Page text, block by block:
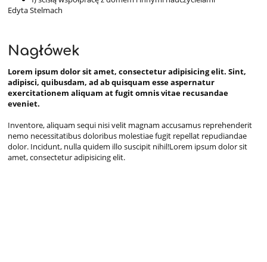
Edyta Stelmach
Nagłówek
Lorem ipsum dolor sit amet, consectetur adipisicing elit. Sint,
adipisci, quibusdam, ad ab quisquam esse aspernatur
exercitationem aliquam at fugit omnis vitae recusandae
eveniet.
Inventore, aliquam sequi nisi velit magnam accusamus reprehenderit
nemo necessitatibus doloribus molestiae fugit repellat repudiandae
dolor. Incidunt, nulla quidem illo suscipit nihil!Lorem ipsum dolor sit
amet, consectetur adipisicing elit.